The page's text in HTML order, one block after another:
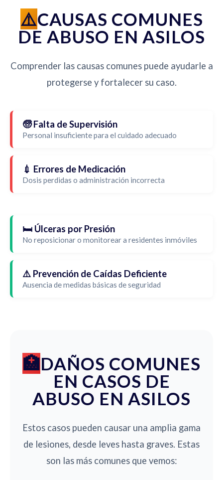
CAUSAS COMUNES
DE ABUSO EN ASILOS
Comprender las causas comunes puede ayudarle a
protegerse y fortalecer su caso.
🧓 Falta de Supervisión
Personal insuficiente para el cuidado adecuado
💉 Errores de Medicación
Dosis perdidas o administración incorrecta
🛏️ Úlceras por Presión
No reposicionar o monitorear a residentes inmóviles
⚠️ Prevención de Caídas Deficiente
Ausencia de medidas básicas de seguridad
DAÑOS COMUNES
EN CASOS DE
ABUSO EN ASILOS
Estos casos pueden causar una amplia gama
de lesiones, desde leves hasta graves. Estas
son las más comunes que vemos: